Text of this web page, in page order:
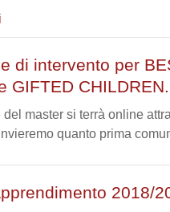
di intervento per
GIFTED CHILDREN.
master si terrà online
quanto prima
2018/